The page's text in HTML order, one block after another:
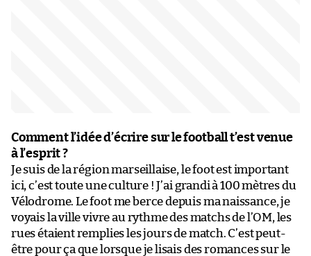
Comment l’idée d’écrire sur le football t’est venue
à l’esprit ?
Je suis de la région marseillaise, le foot est important
ici, c’est toute une culture ! J’ai grandi à 100 mètres du
Vélodrome. Le foot me berce depuis ma naissance, je
voyais la ville vivre au rythme des matchs de l’OM, les
rues étaient remplies les jours de match. C’est peut-
être pour ça que lorsque je lisais des romances sur le